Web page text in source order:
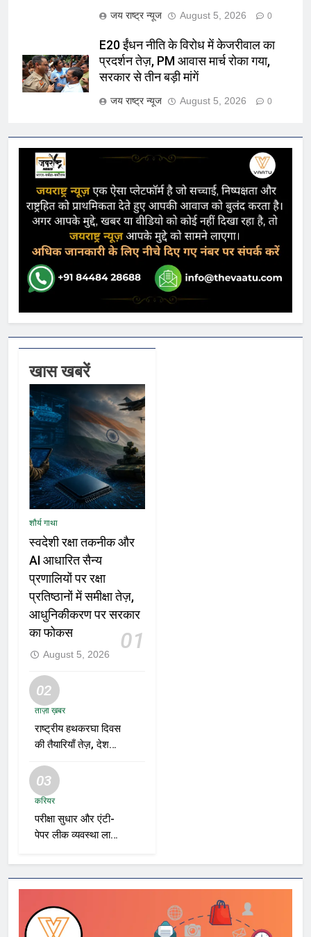
जय राष्ट्र न्यूज August 5, 2026 0
E20 ईंधन नीति के विरोध में केजरीवाल का
प्रदर्शन तेज़, PM आवास मार्च रोका गया,
सरकार से तीन बड़ी मांगें
जय राष्ट्र न्यूज August 5, 2026 0
खास खबरें
शौर्य गाथा
स्वदेशी रक्षा तकनीक और
AI आधारित सैन्य
प्रणालियों पर रक्षा
प्रतिष्ठानों में समीक्षा तेज़,
आधुनिकीकरण पर सरकार
का फोकस
01
August 5, 2026
02
ताज़ा ख़बर
राष्ट्रीय हथकरघा दिवस
की तैयारियाँ तेज़, देशभर
प्रदर्शनियों का होगा
आयोजन
03
करियर
परीक्षा सुधार और एंटी-
पेपर लीक व्यवस्था लागू
भर्ती एजेंसियाँ और शिक्षा
विभाग नए रोडमैप पर